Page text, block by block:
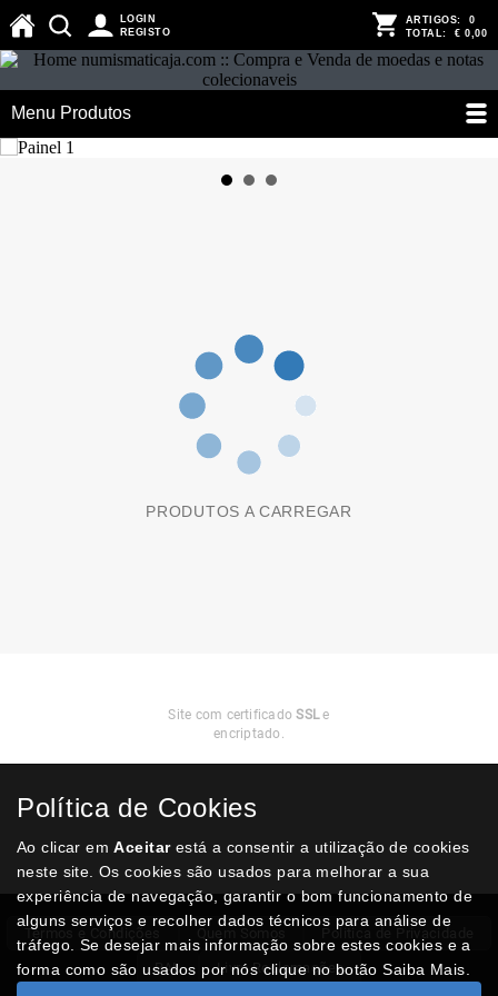
LOGIN
REGISTO
ARTIGOS: 0
TOTAL: € 0,00
Menu Produtos
PRODUTOS A CARREGAR
Site com certificadoSSLe
encriptado.
Termos e Condições Politica de Privacidade
RAL Livro Reclamações
Política de Cookies
Ao clicar emAceitarestá a consentir a utilização de cookies
neste site. Os cookies são usados para melhorar a sua
experiência de navegação, garantir o bom funcionamento de
alguns serviços e recolher dados técnicos para análise de
tráfego. Se desejar mais informação sobre estes cookies e a
forma como são usados por nós clique no botão Saiba Mais.